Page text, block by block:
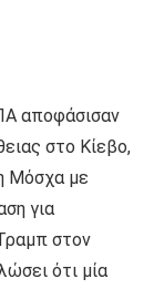
αποφάσισαν
στο Κίεβο,
Μόσχα με
για
στον
ότι μία